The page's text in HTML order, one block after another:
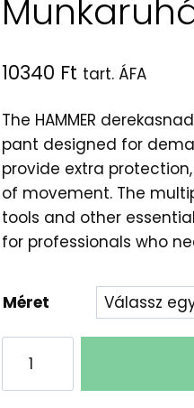
10340 Ft tart. ÁFA
The HAMMER
pant designed for
provide extra
of movement. The
tools and other
for professionals who
Méret
Derekasnadrág:
Strapabíró